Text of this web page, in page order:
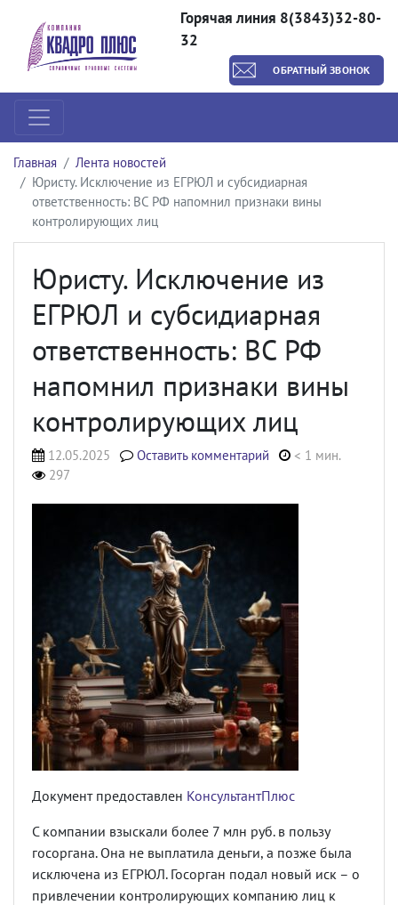
Горячая линия 8(3843)32-80-
32
ОБРАТНЫЙ ЗВОНОК
Главная
Лента новостей
Юристу. Исключение из ЕГРЮЛ и субсидиарная
ответственность: ВС РФ напомнил признаки вины
контролирующих лиц
Юристу. Исключение из
ЕГРЮЛ и субсидиарная
ответственность: ВС РФ
напомнил признаки вины
контролирующих лиц
12.05.2025 Оставить комментарий
< 1 мин.
297
Документ предоставлен КонсультантПлюс
С компании взыскали более 7 млн руб. в пользу
госоргана. Она не выплатила деньги, а позже была
исключена из ЕГРЮЛ. Госорган подал новый иск – о
привлечении контролирующих компанию лиц к